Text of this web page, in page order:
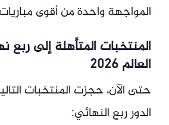
المواجهة واحدة من أقوى مباريات
المنتخبات المتأهلة إلى
العالم 2026
حتى الآن، حجزت المنتخبات
الدور ربع النهائي: